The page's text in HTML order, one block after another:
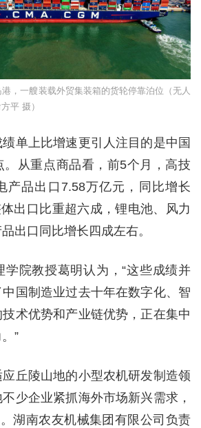
，一艘装载外贸集装箱的货轮停靠泊位（无人
平 摄）
单上比增速更引人注目的是中国
。从重点商品看，前5个月，高技
产品出口7.58万亿元，同比增长
出口比重超六成，锂电池、风力
出口同比增长四成左右。
学院教授葛明认为，“这些成绩并
国制造业过去十年在数字化、智
术优势和产业链优势，正在集中
”
丘陵山地的小型农机研发制造领
少企业紧抓海外市场新兴需求，
湖南农友机械集团有限公司负责